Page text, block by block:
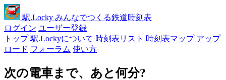
駅.Locky みんなでつくる鉄道時刻表
ログイン ユーザー登録
トップ 駅.Lockyについて 時刻表リスト 時刻表マップ アップ
ロード フォーラム 使い方
次の電車まで、あと何分?